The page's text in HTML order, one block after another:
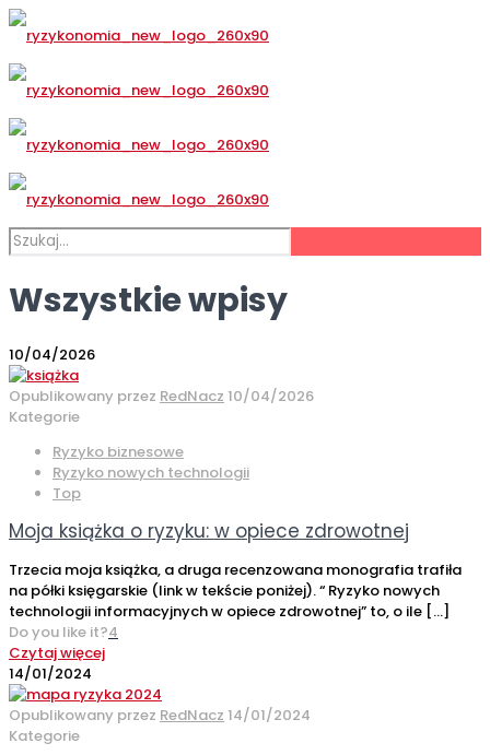
Wszystkie wpisy
10/04/2026
Opublikowany przez RedNacz 10/04/2026
Kategorie
Ryzyko biznesowe
Ryzyko nowych technologii
Top
Moja książka o ryzyku: w opiece zdrowotnej
Trzecia moja książka, a druga recenzowana monografia trafiła
na półki księgarskie (link w tekście poniżej). “ Ryzyko nowych
technologii informacyjnych w opiece zdrowotnej” to, o ile […]
Do you like it?4
Czytaj więcej
14/01/2024
Opublikowany przez RedNacz 14/01/2024
Kategorie